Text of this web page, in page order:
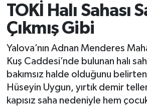
TOKİ Halı Sahası
Çıkmış Gibi
Yalova’nın Adnan Menderes
Kuş Caddesi’nde bulunan halı
bakımsız halde olduğunu
Hüseyin Uygun, yırtık demir
kapısız saha nedeniyle hem
BİLİM VE TEKNOLOJİ
ASAYİŞ
SAĞLIK
SPOR
Tüm Manşetler
Son Dakika Haberleri
Haber Arşivi